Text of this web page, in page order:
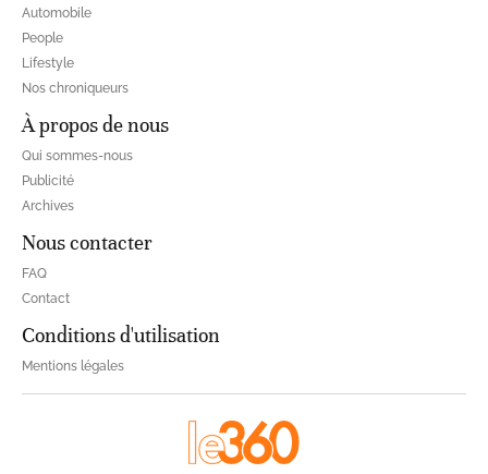
Automobile
People
Lifestyle
Nos chroniqueurs
À propos de nous
Qui sommes-nous
Publicité
Archives
Nous contacter
FAQ
Contact
Conditions d'utilisation
Mentions légales